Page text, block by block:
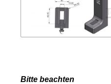
Bitte beachten